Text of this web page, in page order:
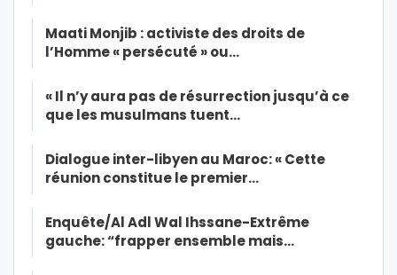
Maati Monjib : activiste des droits de
l’Homme « persécuté » ou…
« Il n’y aura pas de résurrection jusqu’à ce
que les musulmans tuent…
Dialogue inter-libyen au Maroc: « Cette
réunion constitue le premier…
Enquête/Al Adl Wal Ihssane-Extrême
gauche: “frapper ensemble mais…